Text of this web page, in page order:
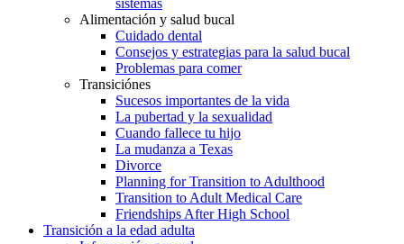
Alimentación y salud bucal
Cuidado dental
Consejos y estrategias para la salud bucal
Problemas para comer
Transiciónes
Sucesos importantes de la vida
La pubertad y la sexualidad
Cuando fallece tu hijo
La mudanza a Texas
Divorce
Planning for Transition to Adulthood
Transition to Adult Medical Care
Friendships After High School
Transición a la edad adulta